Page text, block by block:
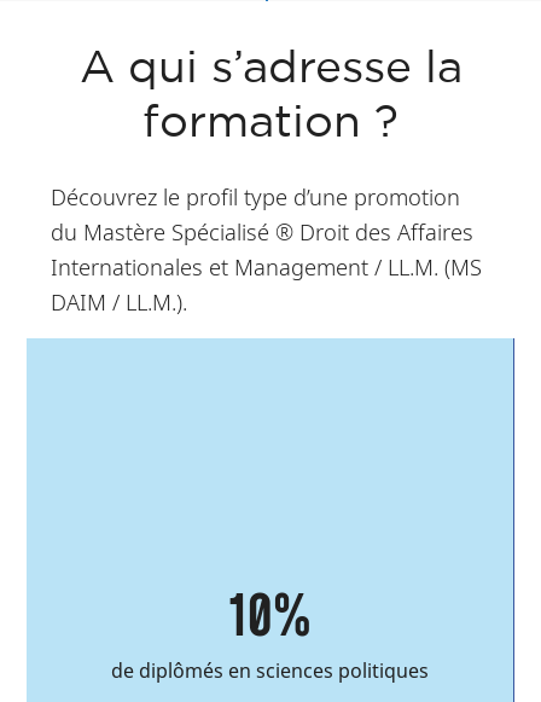
A qui s’adresse la
formation ?
Découvrez le profil type d’une promotion
du Mastère Spécialisé ® Droit des Affaires
Internationales et Management / LL.M. (MS
DAIM / LL.M.).
24 ans
est l’âge moyen des étudiants